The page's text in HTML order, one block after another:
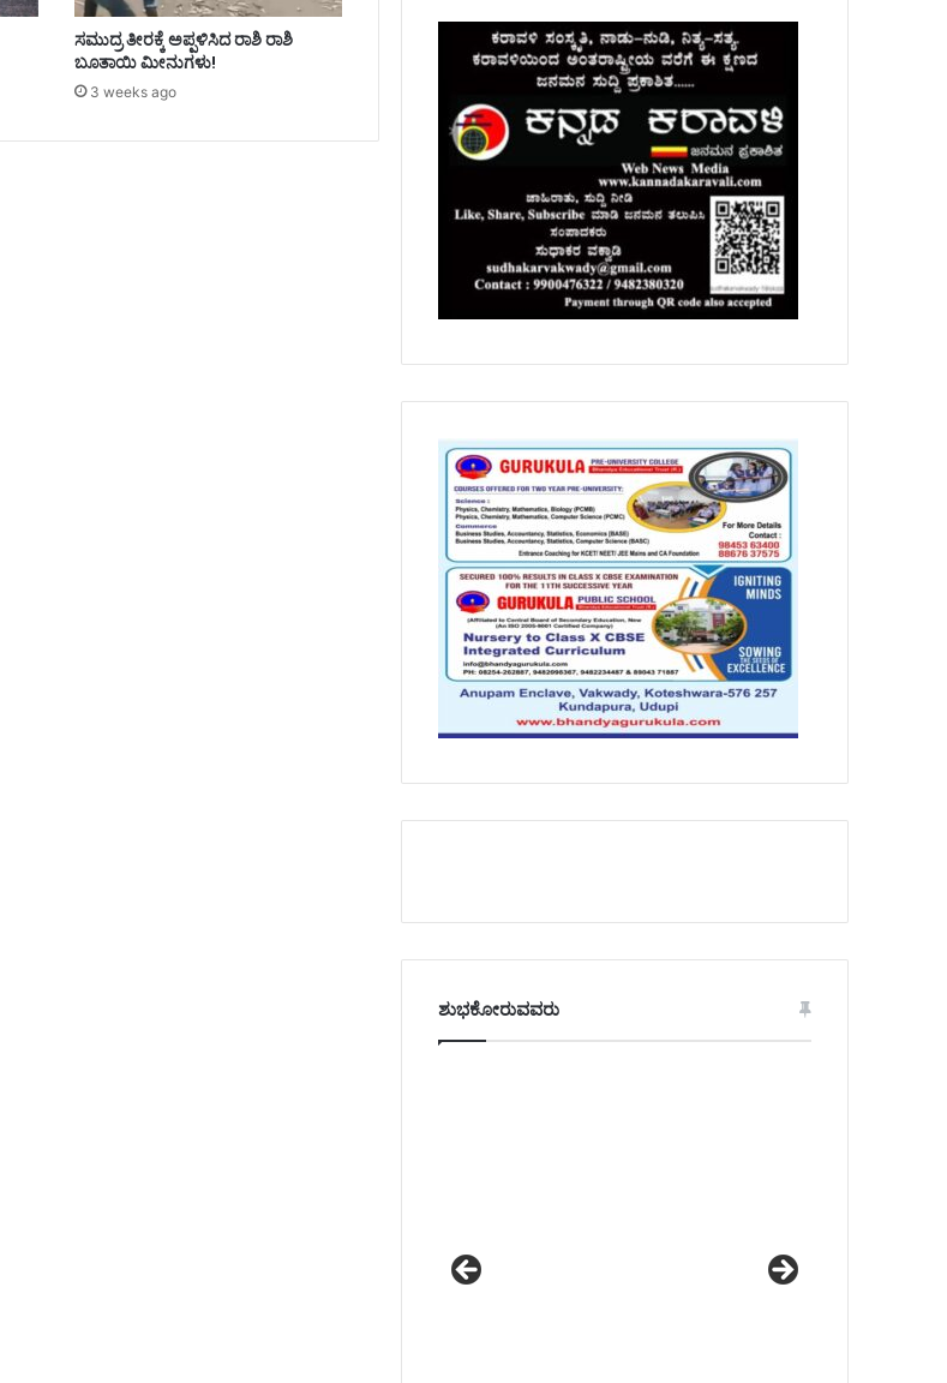
ಸಮುದ್ರ ತೀರಕ್ಕೆ ಅಪ್ಪಳಿಸಿದ ರಾಶಿ ರಾಶಿ
ಬೂತಾಯಿ ಮೀನುಗಳು!
3 weeks ago
ಶುಭಕೋರುವವರು